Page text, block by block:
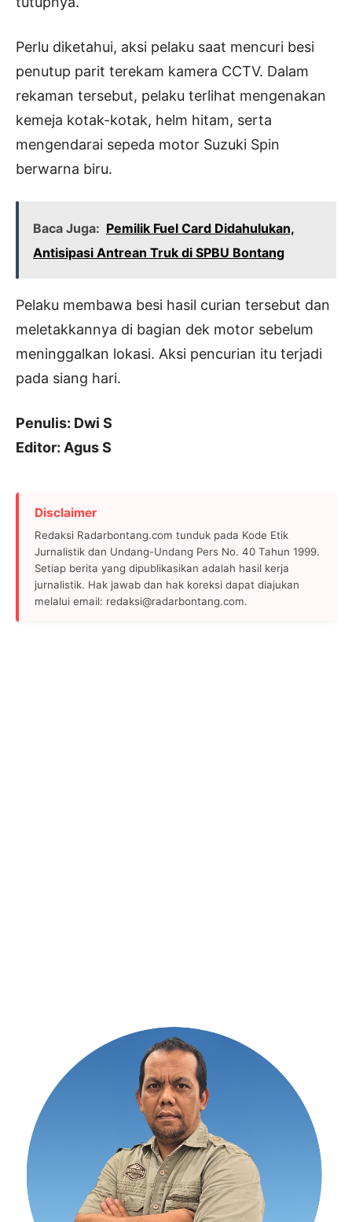
Perlu diketahui, aksi pelaku saat mencuri besi
penutup parit terekam kamera CCTV. Dalam
rekaman tersebut, pelaku terlihat mengenakan
kemeja kotak-kotak, helm hitam, serta
mengendarai sepeda motor Suzuki Spin
berwarna biru.
Baca Juga: Pemilik Fuel Card Didahulukan,
Antisipasi Antrean Truk di SPBU Bontang
Pelaku membawa besi hasil curian tersebut dan
meletakkannya di bagian dek motor sebelum
meninggalkan lokasi. Aksi pencurian itu terjadi
pada siang hari.
Penulis: Dwi S
Editor: Agus S
Disclaimer
Redaksi Radarbontang.com tunduk pada Kode Etik
Jurnalistik dan Undang-Undang Pers No. 40 Tahun 1999.
Setiap berita yang dipublikasikan adalah hasil kerja
jurnalistik. Hak jawab dan hak koreksi dapat diajukan
melalui email: redaksi@radarbontang.com.